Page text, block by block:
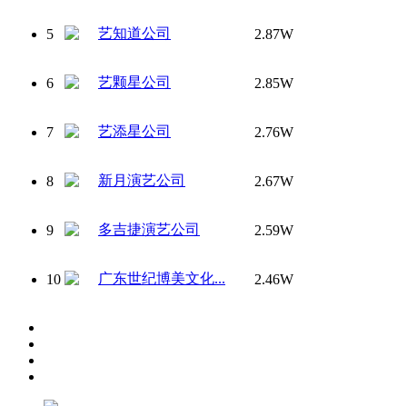
5 艺知道公司 2.87W
6 艺颗星公司 2.85W
7 艺添星公司 2.76W
8 新月演艺公司 2.67W
9 多吉捷演艺公司 2.59W
10 广东世纪博美文化... 2.46W